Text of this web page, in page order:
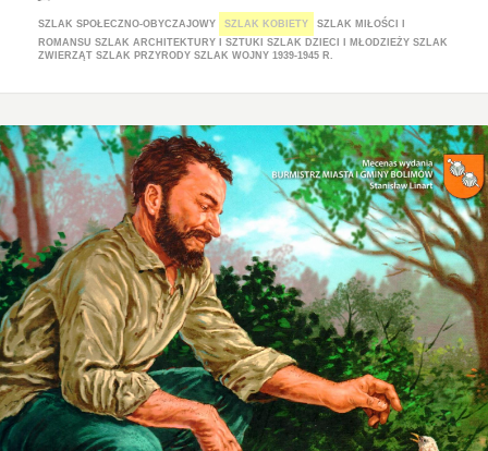
SZLAK SPOŁECZNO-OBYCZAJOWY SZLAK KOBIETY
SZLAK MIŁOŚCI I
ROMANSU SZLAK ARCHITEKTURY I SZTUKI SZLAK DZIECI I MŁODZIEŻY SZLAK
ZWIERZĄT SZLAK PRZYRODY SZLAK WOJNY 1939-1945 R.